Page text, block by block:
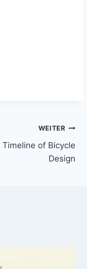
WEITER
Timeline of Bicycle
Design